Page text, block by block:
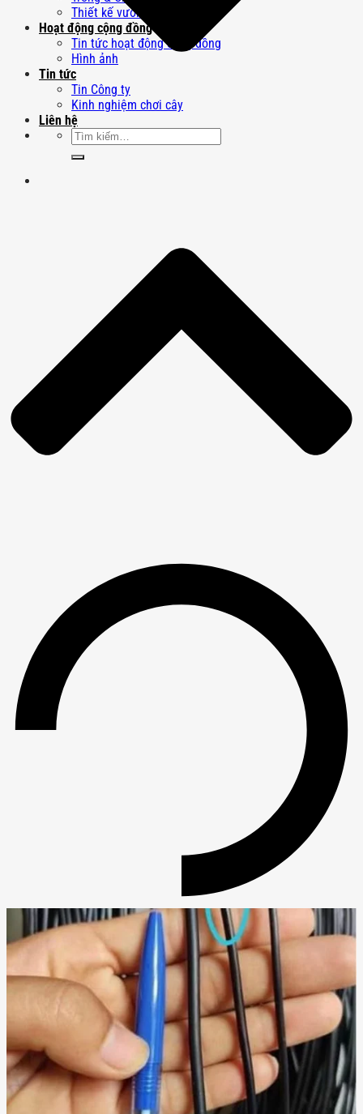
Thiết kế vườn Nhật
Hoạt động cộng đồng
Tin tức hoạt động cộng đồng
Hình ảnh
Tin tức
Tin Công ty
Kinh nghiệm chơi cây
Liên hệ
Tìm
kiếm: